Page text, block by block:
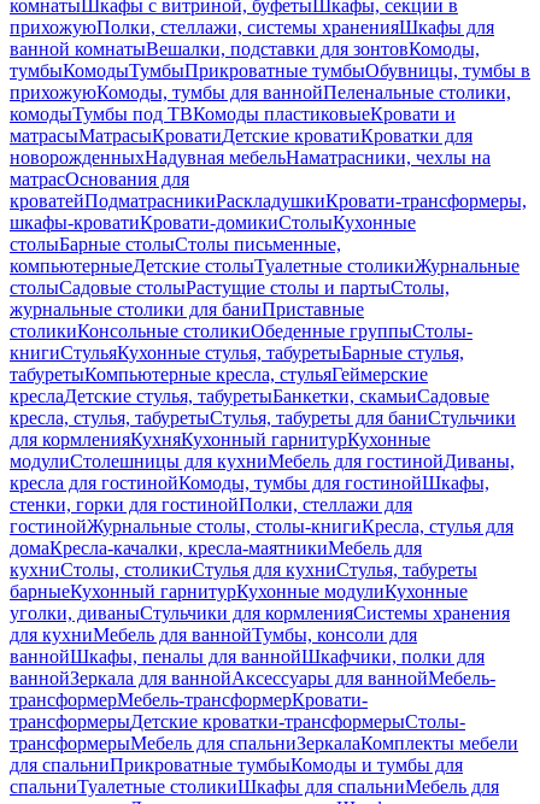
комнатыШкафы с витриной, буфетыШкафы, секции в
прихожуюПолки, стеллажи, системы храненияШкафы для
ванной комнатыВешалки, подставки для зонтовКомоды,
тумбыКомодыТумбыПрикроватные тумбыОбувницы, тумбы в
прихожуюКомоды, тумбы для ваннойПеленальные столики,
комодыТумбы под ТВКомоды пластиковыеКровати и
матрасыМатрасыКроватиДетские кроватиКроватки для
новорожденныхНадувная мебельНаматрасники, чехлы на
матрасОснования для
кроватейПодматрасникиРаскладушкиКровати-трансформеры,
шкафы-кроватиКровати-домикиСтолыКухонные
столыБарные столыСтолы письменные,
компьютерныеДетские столыТуалетные столикиЖурнальные
столыСадовые столыРастущие столы и партыСтолы,
журнальные столики для баниПриставные
столикиКонсольные столикиОбеденные группыСтолы-
книгиСтульяКухонные стулья, табуретыБарные стулья,
табуретыКомпьютерные кресла, стульяГеймерские
креслаДетские стулья, табуретыБанкетки, скамьиСадовые
кресла, стулья, табуретыСтулья, табуреты для баниСтульчики
для кормленияКухняКухонный гарнитурКухонные
модулиСтолешницы для кухниМебель для гостинойДиваны,
кресла для гостинойКомоды, тумбы для гостинойШкафы,
стенки, горки для гостинойПолки, стеллажи для
гостинойЖурнальные столы, столы-книгиКресла, стулья для
домаКресла-качалки, кресла-маятникиМебель для
кухниСтолы, столикиСтулья для кухниСтулья, табуреты
барныеКухонный гарнитурКухонные модулиКухонные
уголки, диваныСтульчики для кормленияСистемы хранения
для кухниМебель для ваннойТумбы, консоли для
ваннойШкафы, пеналы для ваннойШкафчики, полки для
ваннойЗеркала для ваннойАксессуары для ваннойМебель-
трансформерМебель-трансформерКровати-
трансформерыДетские кроватки-трансформерыСтолы-
трансформерыМебель для спальниЗеркалаКомплекты мебели
для спальниПрикроватные тумбыКомоды и тумбы для
спальниТуалетные столикиШкафы для спальниМебель для